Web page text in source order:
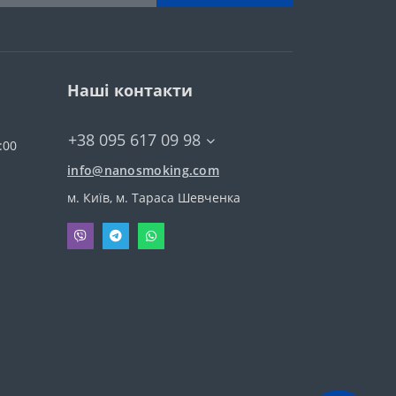
Наші контакти
+38 095 617 09 98
info@nanosmoking.com
м. Київ, м. Тараса Шевченка